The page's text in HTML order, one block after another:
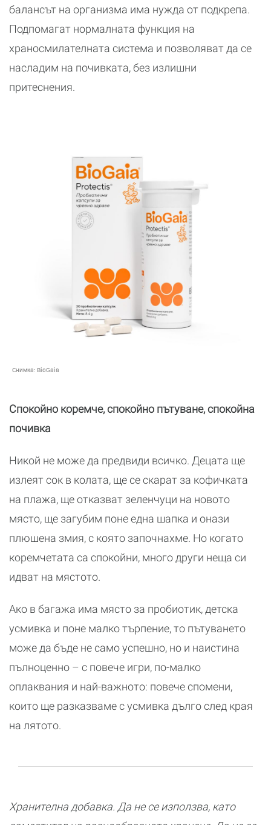
балансът на организма има нужда от подкрепа.
Подпомагат нормалната функция на
храносмилателната система и позволяват да се
насладим на почивката, без излишни
притеснения.
Снимка: BioGaia
Спокойно коремче, спокойно пътуване, спокойна
почивка
Никой не може да предвиди всичко. Децата ще
излеят сок в колата, ще се скарат за кофичката
на плажа, ще отказват зеленчуци на новото
място, ще загубим поне една шапка и онази
плюшена змия, с която започнахме. Но когато
коремчетата са спокойни, много други неща си
идват на мястото.
Ако в багажа има място за пробиотик, детска
усмивка и поне малко търпение, то пътуването
може да бъде не само успешно, но и наистина
пълноценно – с повече игри, по-малко
оплаквания и най-важното: повече спомени,
които ще разказваме с усмивка дълго след края
на лятото.
Хранителна добавка. Да не се използва, като